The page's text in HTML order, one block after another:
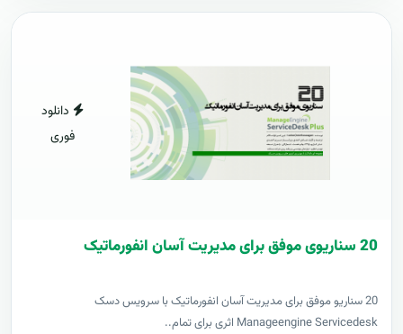
دانلود
فوری
20 سناریوی موفق برای مدیریت آسان انفورماتیک
20 سناریو موفق برای مدیریت آسان انفورماتیک با سرویس دسک
Manageengine Servicedesk اثری برای تمام..